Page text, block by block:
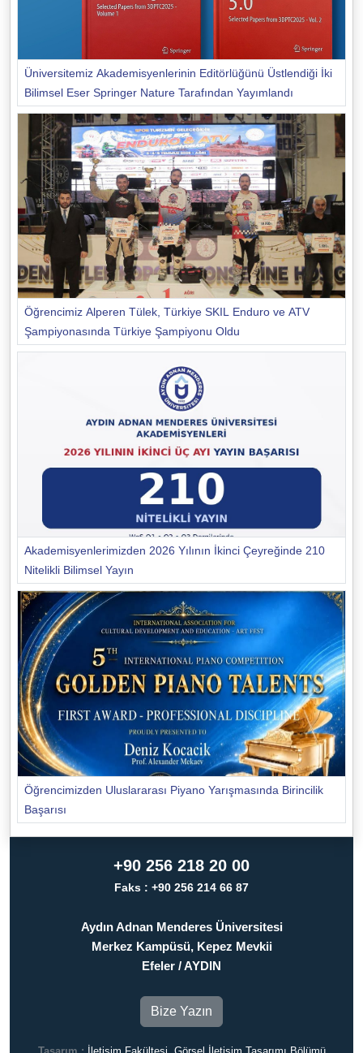
Üniversitemiz Akademisyenlerinin Editörlüğünü Üstlendiği İki
Bilimsel Eser Springer Nature Tarafından Yayımlandı
Öğrencimiz Alperen Tülek, Türkiye SKIL Enduro ve ATV
Şampiyonasında Türkiye Şampiyonu Oldu
Akademisyenlerimizden 2026 Yılının İkinci Çeyreğinde 210
Nitelikli Bilimsel Yayın
Öğrencimizden Uluslararası Piyano Yarışmasında Birincilik
Başarısı
+90 256 218 20 00
Faks : +90 256 214 66 87
Aydın Adnan Menderes Üniversitesi
Merkez Kampüsü, Kepez Mevkii
Efeler / AYDIN
Bize Yazın
Tasarım : İletişim Fakültesi, Görsel İletişim Tasarımı Bölümü